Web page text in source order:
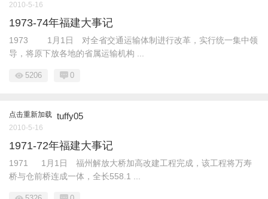
2010-5-16
1973-74年福建大事记
1973 1月1日 对全省交通运输体制进行改革，实行统一集中领
导，将原下放各地的省属运输机构 ...
5206 0
点击重新加载 tuffy05
2010-5-16
1971-72年福建大事记
1971 1月1日 福州解放大桥加高改建工程完成，该工程将万寿
桥与仓前桥连成一体，全长558.1 ...